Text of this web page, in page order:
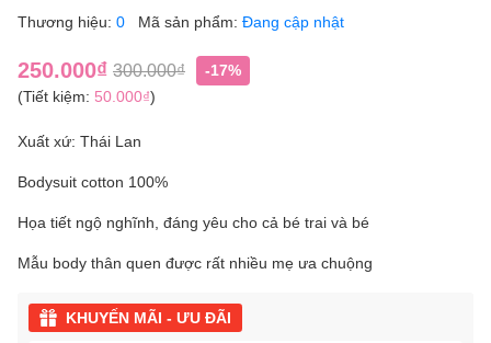
Thương hiệu: 0 Mã sản phẩm: Đang cập nhật
250.000₫ 300.000₫
-17%
(Tiết kiệm: 50.000₫)
Xuất xứ: Thái Lan
Bodysuit cotton 100%
Họa tiết ngộ nghĩnh, đáng yêu cho cả bé trai và bé
Mẫu body thân quen được rất nhiều mẹ ưa chuộng
KHUYẾN MÃI - ƯU ĐÃI